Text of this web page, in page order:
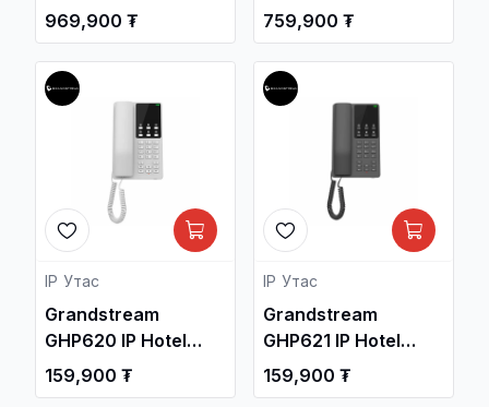
Gigabit L2+
Managed PoE
Network Switch /
Свич салаалагч ,
Төхөөрөмж /
969,900 ₮
Gigabit L2+
Managed Network
Switch / Свич
салаалагч ,
Төхөөрөмж /
759,900 ₮
IP Утас
Grandstream
GHP620 IP Hotel
Phone, White /
Дотуур Суурин
159,900 ₮
IP Утас
Grandstream
GHP621 IP Hotel
Phone, Black /
Дотуур Суурин
159,900 ₮